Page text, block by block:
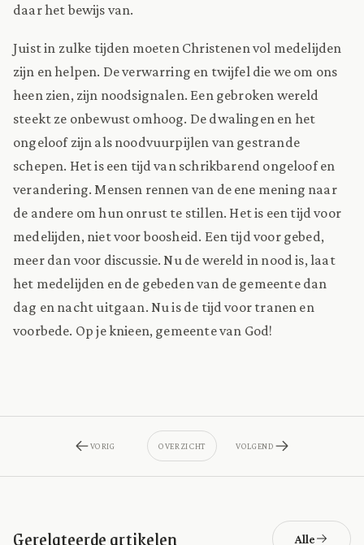
daar het bewijs van.
Juist in zulke tijden moeten Christenen vol medelijden
zijn en helpen. De verwarring en twijfel die we om ons
heen zien, zijn noodsignalen. Een gebroken wereld
steekt ze onbewust omhoog. De dwalingen en het
ongeloof zijn als noodvuurpijlen van gestrande
schepen. Het is een tijd van schrikbarend ongeloof en
verandering. Mensen rennen van de ene mening naar
de andere om hun onrust te stillen. Het is een tijd voor
medelijden, niet voor boosheid. Een tijd voor gebed,
meer dan voor discussie. Nu de wereld in nood is, laat
het medelijden en de gebeden van de gemeente dan
dag en nacht uitgaan. Nu is de tijd voor tranen en
voorbede. Op je knieen, gemeente van God!
VORIG OVERZICHT VOLGEND
Gerelateerde artikelen Alle